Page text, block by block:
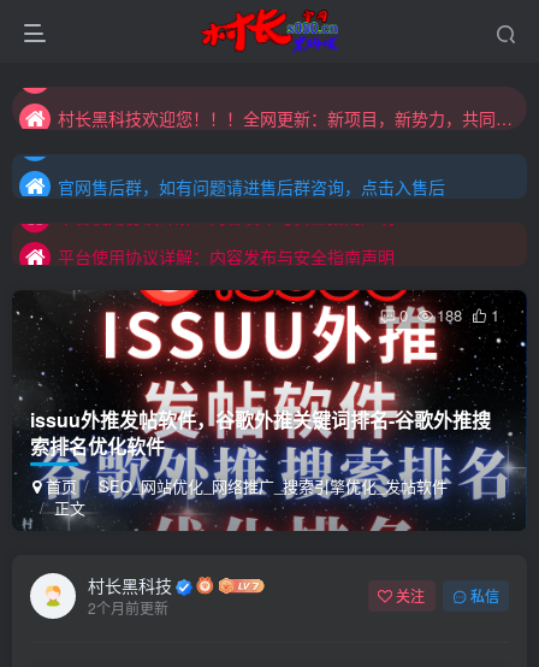
村长黑科技欢迎您！！！全网更新：新项目，新势力，共同发展
官网售后群，如有问题请进售后群咨询，点击入售后
官网售后群，如有问题请进售后群咨询，点击入售后
平台使用协议详解：内容发布与安全指南声明
平台使用协议详解：内容发布与安全指南声明
issuu外推发帖软件，谷歌外推关键词排名-谷歌外推搜
索排名优化软件
首页
SEO_网站优化_网络推广_搜索引擎优化_发帖软件
正文
0 188 1
村长黑科技
2个月前更新
关注 私信